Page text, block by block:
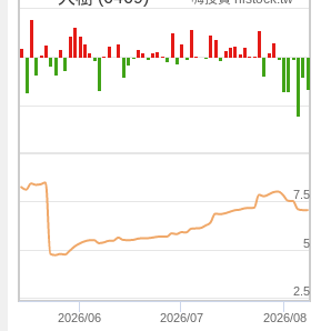
2026/06 2026/07 2026/08
2.5
5
7.5